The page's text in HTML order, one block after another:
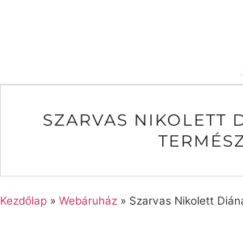
SZARVAS NIKOLETT
Kezdőlap » Webáruház » Szarvas Nikolett